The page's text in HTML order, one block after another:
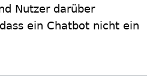
Nutzer darüber
ein Chatbot nicht ein